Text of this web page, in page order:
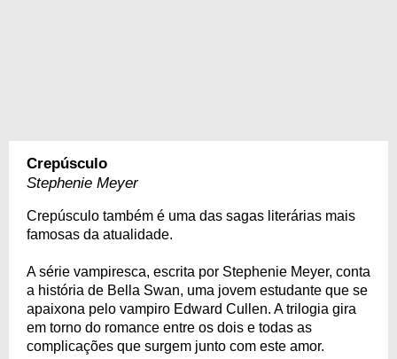
Crepúsculo
Stephenie Meyer
Crepúsculo também é uma das sagas literárias mais
famosas da atualidade.
A série vampiresca, escrita por Stephenie Meyer, conta
a história de Bella Swan, uma jovem estudante que se
apaixona pelo vampiro Edward Cullen. A trilogia gira
em torno do romance entre os dois e todas as
complicações que surgem junto com este amor.